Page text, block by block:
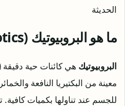
الحديثة
ما هو البروبيوتيك (Probiotics)؟
البروبيوتيكهي كائنات حية دقيقة
معينة من البكتيريا النافعة
للجسم عند تناولها بكميات كافية.